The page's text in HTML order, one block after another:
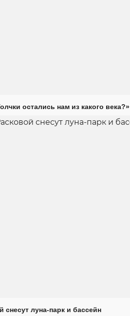
остались нам из какого века?»
луна-парк и бассейн